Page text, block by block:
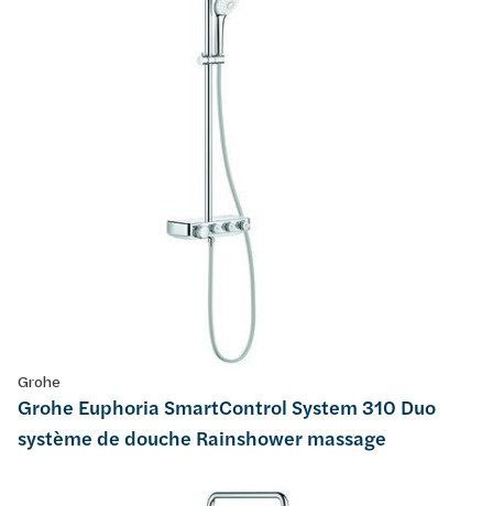
Grohe
Grohe Euphoria SmartControl System 310 Duo
système de douche Rainshower massage